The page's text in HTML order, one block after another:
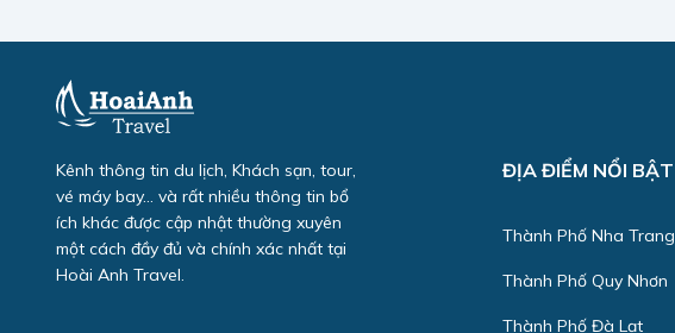
Kênh thông tin du lịch, Khách sạn, tour,
vé máy bay... và rất nhiều thông tin bổ
ích khác được cập nhật thường xuyên
một cách đầy đủ và chính xác nhất tại
Hoài Anh Travel.
ĐỊA ĐIỂM NỔI BẬT
Thành Phố Nha Trang
Thành Phố Quy Nhơn
Thành Phố Đà Lạt